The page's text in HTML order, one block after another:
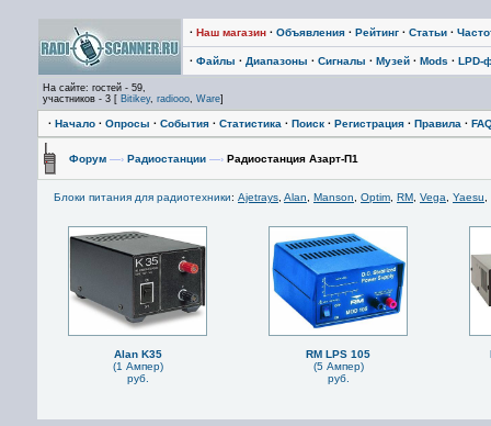
· Наш магазин · Объявления · Рейтинг · Статьи ·
· Файлы · Диапазоны · Сигналы · Музей · Mods · LPD-
На сайте: гостей - 59,
участников - 3 [ Bitikey, radiooo, Ware]
· Начало · Опросы · События · Статистика · Поиск · Регистрация · Правила ·
Форум —› Радиостанции —› Радиостанция Азарт-П1
Блоки питания для радиотехники: Ajetrays Alan Manson Optim RM Vega Yaesu
Alan K35
(1 Ампер)
руб.
RM LPS 105
(5 Ампер)
руб.